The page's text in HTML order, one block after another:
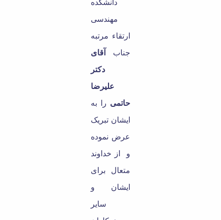
دانشکده
مهندسی
ارتقاء مرتبه
جناب
آقای
دکتر
علیرضا
حاتمی را به
ایشان تبریک
عرض نموده
و از خداوند
متعال برای
ایشان و
سایر